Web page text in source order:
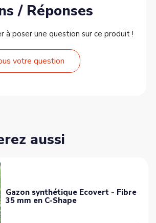
/ Réponses
à poser une question sur ce produit !
votre question
aussi
Gazon synthétique Ecovert - Fibre
35 mm en C-Shape